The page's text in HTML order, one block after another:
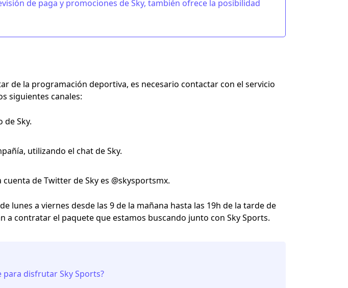
de paga y promociones de Sky, también ofrece la posibilidad
de la programación deportiva, es necesario contactar con el servicio
siguientes canales:
Sky.
utilizando el chat de Sky.
de Twitter de Sky es @skysportsmx.
lunes a viernes desde las 9 de la mañana hasta las 19h de la tarde de
a contratar el paquete que estamos buscando junto con Sky Sports.
disfrutar Sky Sports?